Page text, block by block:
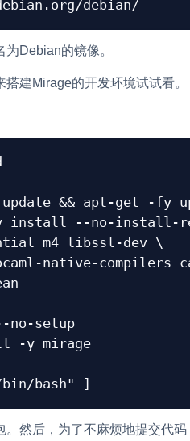
Debian的镜像。
建Mirage的开发环境试试看。
&& apt-get -fy
install --no-install-
no-setup
-y mirage
。然后，为了不麻烦地提交代